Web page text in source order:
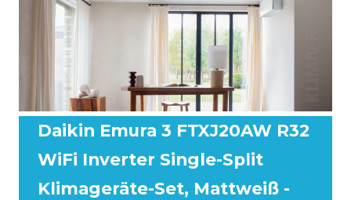
Daikin Emura 3 FTXJ20AW R32
WiFi Inverter Single-Split
Klimageräte-Set, Mattweiß -